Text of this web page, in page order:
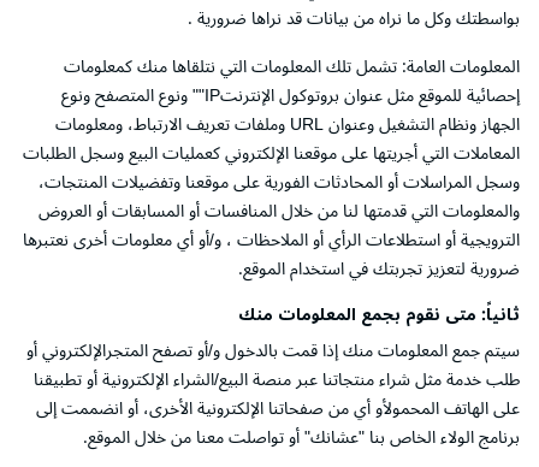
بواسطتك وكل ما نراه من بيانات قد نراها ضرورية .
المعلومات العامة: تشمل تلك المعلومات التي نتلقاها منك كمعلومات
إحصائية للموقع مثل عنوان بروتوكول الإنترنتIP"" ونوع المتصفح ونوع
الجهاز ونظام التشغيل وعنوان URL وملفات تعريف الارتباط، ومعلومات
المعاملات التي أجريتها على موقعنا الإلكتروني كعمليات البيع وسجل الطلبات
وسجل المراسلات أو المحادثات الفورية على موقعنا وتفضيلات المنتجات،
والمعلومات التي قدمتها لنا من خلال المنافسات أو المسابقات أو العروض
الترويجية أو استطلاعات الرأي أو الملاحظات ، و/أو أي معلومات أخرى نعتبرها
ضرورية لتعزيز تجربتك في استخدام الموقع.
ثانياً: متى نقوم بجمع المعلومات منك
سيتم جمع المعلومات منك إذا قمت بالدخول و/أو تصفح المتجرالإلكتروني أو
طلب خدمة مثل شراء منتجاتنا عبر منصة البيع/الشراء الإلكترونية أو تطبيقنا
على الهاتف المحمولأو أي من صفحاتنا الإلكترونية الأخرى، أو انضممت إلى
برنامج الولاء الخاص بنا "عشانك" أو تواصلت معنا من خلال الموقع.